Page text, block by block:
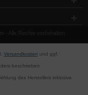
- Alle Rechte vorbehalten
Versandkosten und ggf.
beschrieben
des Herstellers inklusive